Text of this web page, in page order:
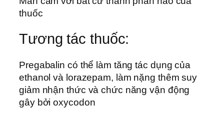
thuốc
Tương tác thuốc:
Pregabalin có thể làm tăng tác dụng của
ethanol và lorazepam, làm nặng thêm suy
giảm nhận thức và chức năng vận động
gây bởi oxycodon